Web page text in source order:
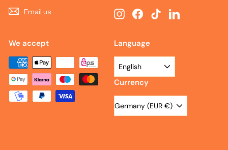
Email us InstagramFacebookTikTokLinkedIn
We accept Language
English
Currency
Germany (EUR €)